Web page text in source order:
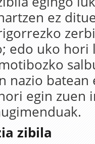
ez
edo uko hori
nazio batean
egin zuen
zibila